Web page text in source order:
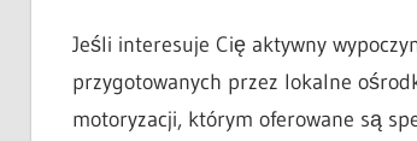
Jeśli interesuje Cię aktywny
przygotowanych przez lokalne
motoryzacji, którym oferowane są